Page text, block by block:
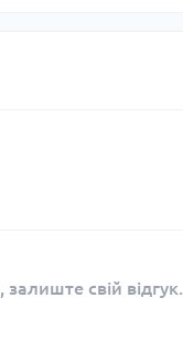
свій відгук.